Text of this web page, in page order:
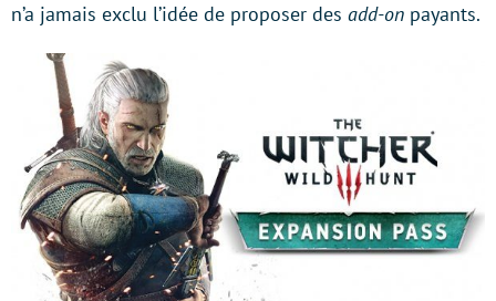
n’a jamais exclu l’idée de proposer des add-on payants.